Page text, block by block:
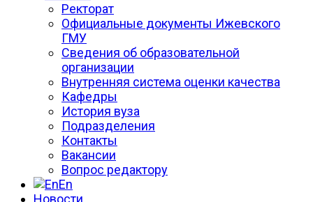
Ректорат
Официальные документы Ижевского
ГМУ
Сведения об образовательной
организации
Внутренняя система оценки качества
Кафедры
История вуза
Подразделения
Контакты
Вакансии
Вопрос редактору
En
Новости